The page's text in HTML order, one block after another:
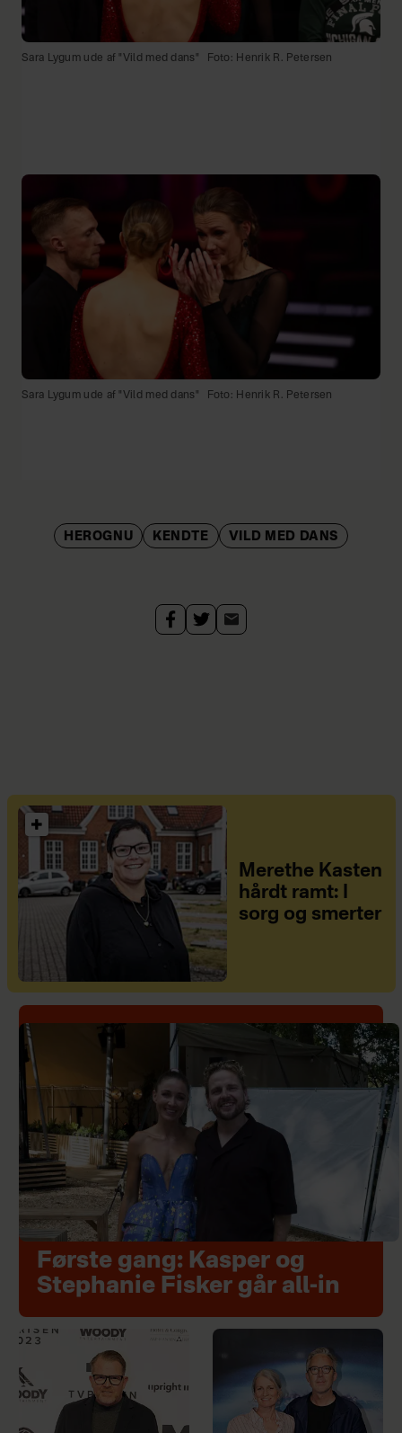
Sara Lygum ude af "Vild med dans" Foto: Henrik R. Petersen
Sara Lygum ude af "Vild med dans" Foto: Henrik R. Petersen
HEROGNU KENDTE VILD MED DANS
Merethe Kasten
hårdt ramt: I
sorg og smerter
Første gang: Kasper og
Stephanie Fisker går all-in